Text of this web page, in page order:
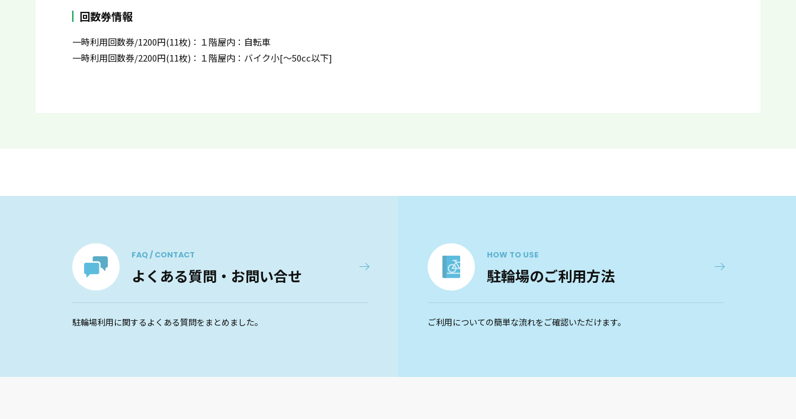
回数券情報
一時利用回数券/1200円(11枚)：１階屋内：自転車
一時利用回数券/2200円(11枚)：１階屋内：バイク小[〜50cc以下]
FAQ / CONTACT
よくある質問・お問い合せ
駐輪場利用に関するよくある質問をまとめました。
HOW TO USE
駐輪場のご利用方法
ご利用についての簡単な流れをご確認いただけます。